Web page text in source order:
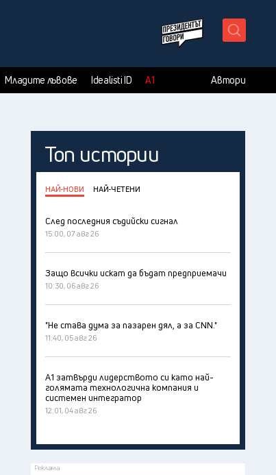
Младите лъвове Idealisti ID А1 Автори
Топ истории
НАЙ-НОВИ НАЙ-ЧЕТЕНИ
След последния съдийски сигнал
15:00, 07 авг 26
Защо всички искат да бъдат предприемачи
10:30, 06 авг 26
"Не става дума за пазарен дял, а за CNN."
11:40, 05 авг 26
А1 затвърди лидерството си като най-
голямата технологична компания и
системен интегратор
12:01, 04 авг 26
Реклама